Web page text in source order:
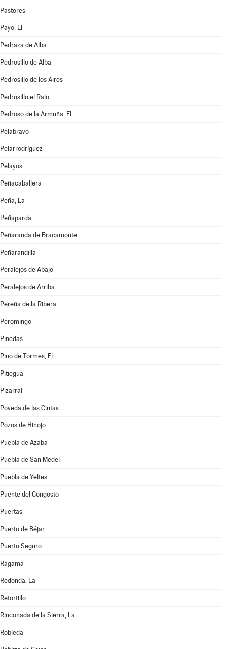
Pastores
Payo, El
Pedraza de Alba
Pedrosillo de Alba
Pedrosillo de los Aires
Pedrosillo el Ralo
Pedroso de la Armuña, El
Pelabravo
Pelarrodríguez
Pelayos
Peñacaballera
Peña, La
Peñaparda
Peñaranda de Bracamonte
Peñarandilla
Peralejos de Abajo
Peralejos de Arriba
Pereña de la Ribera
Peromingo
Pinedas
Pino de Tormes, El
Pitiegua
Pizarral
Poveda de las Cintas
Pozos de Hinojo
Puebla de Azaba
Puebla de San Medel
Puebla de Yeltes
Puente del Congosto
Puertas
Puerto de Béjar
Puerto Seguro
Rágama
Redonda, La
Retortillo
Rinconada de la Sierra, La
Robleda